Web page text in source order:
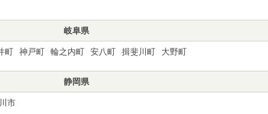
岐阜県
町 神戸町 輪之内町 安八町 揖斐川町 大野町
静岡県
市